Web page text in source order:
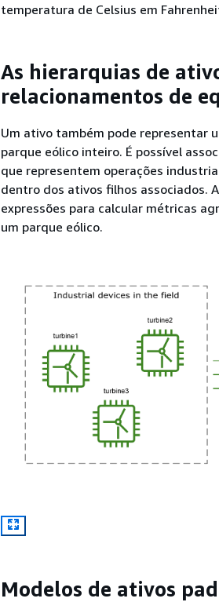
temperatura de Celsius em
As hierarquias de
relacionamentos de
Um ativo também pode representar
parque eólico inteiro. É possível
que representem operações
dentro dos ativos filhos associados.
expressões para calcular métricas
um parque eólico.
Modelos de ativos